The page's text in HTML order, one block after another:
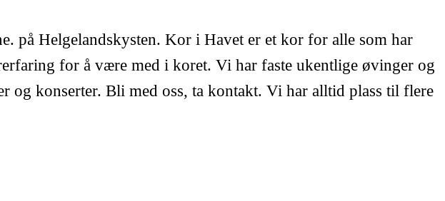
på Helgelandskysten. Kor i Havet er et kor for alle som har
for å være med i koret. Vi har faste ukentlige øvinger og
og konserter. Bli med oss, ta kontakt. Vi har alltid plass til flere